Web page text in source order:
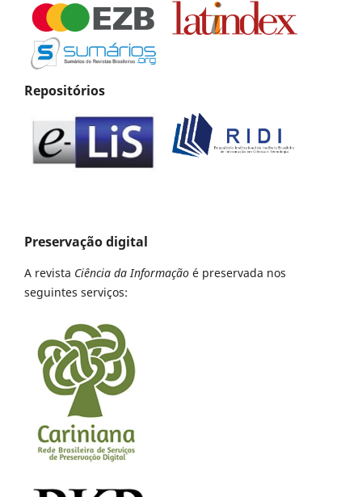
Repositórios
Preservação digital
A revista Ciência da Informação é preservada nos
seguintes serviços: